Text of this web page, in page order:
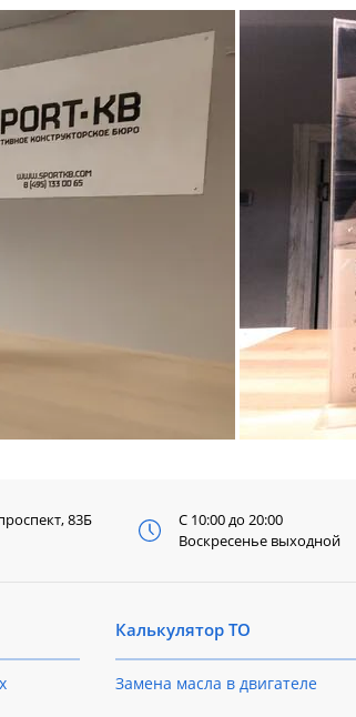
83Б
С 10:00 до 20:00
Воскресенье выходной
Калькулятор ТО
Замена масла в двигателе